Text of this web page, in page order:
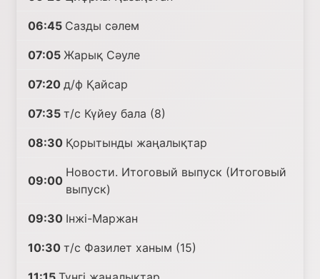
06:45 Сазды сәлем
07:05 Жарық Сәуле
07:20 д/ф Қайсар
07:35 т/с Күйеу бала (8)
08:30 Қорытынды жаңалықтар
09:00
Новости. Итоговый выпуск (Итоговый
выпуск)
09:30 Інжі-Маржан
10:30 т/с Фазилет ханым (15)